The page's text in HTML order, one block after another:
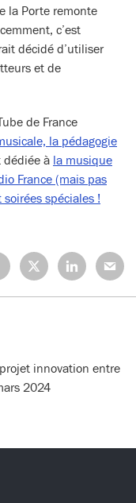
la Porte remonte
c’est
décidé d’utiliser
et de
de France
la pédagogie
dédiée à la musique
France (mais pas
spéciales !
Partagez
sur
X
Partagez
sur
LinkedIn
sur
Mail
innovation entre
2024